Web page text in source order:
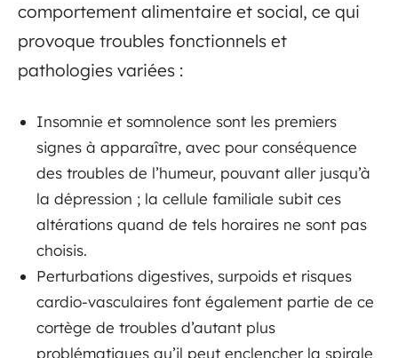
comportement alimentaire et social, ce qui
provoque troubles fonctionnels et
pathologies variées :
Insomnie et somnolence sont les premiers
signes à apparaître, avec pour conséquence
des troubles de l’humeur, pouvant aller jusqu’à
la dépression ; la cellule familiale subit ces
altérations quand de tels horaires ne sont pas
choisis.
Perturbations digestives, surpoids et risques
cardio-vasculaires font également partie de ce
cortège de troubles d’autant plus
problématiques qu’il peut enclencher la spirale